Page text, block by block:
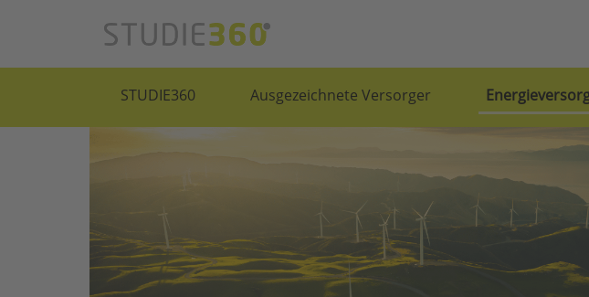
STUDIE360 Ausgezeichnete Versorger